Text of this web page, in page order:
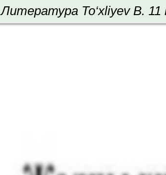
Литература To‘xliyev B. 11